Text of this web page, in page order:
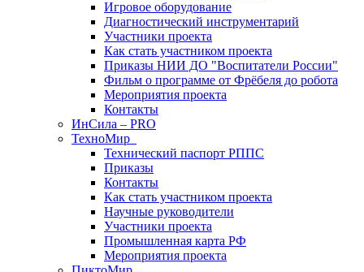
Игровое оборудование
Диагностический инструментарий
Участники проекта
Как стать участником проекта
Приказы НИИ ДО "Воспитатели России"
Фильм о программе от Фрёбеля до робота
Мероприятия проекта
Контакты
ИнСила – PRO
ТехноМир
Технический паспорт РППС
Приказы
Контакты
Как стать участником проекта
Научные руководители
Участники проекта
Промышленная карта РФ
Мероприятия проекта